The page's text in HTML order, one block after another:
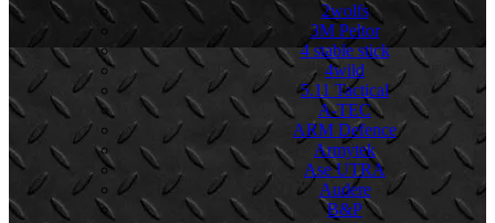
2wolfs
3M Peltor
4 stable stick
4wild
5.11 Tactical
A-TEC
ARM Defence
Armytek
Ase UTRA
Audere
B&P